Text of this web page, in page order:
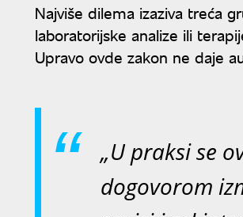
Najviše dilema izaziva treća
laboratorijske analize ili
Upravo ovde zakon ne daje
„U praksi se
dogovorom